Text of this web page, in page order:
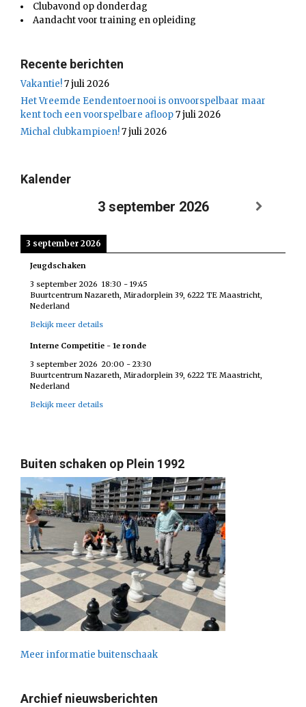
Clubavond op donderdag
Aandacht voor training en opleiding
Recente berichten
Vakantie!7 juli 2026
Het Vreemde Eendentoernooi is onvoorspelbaar maar
kent toch een voorspelbare afloop7 juli 2026
Michal clubkampioen!7 juli 2026
Kalender
3 september 2026
3 september 2026
Jeugdschaken
3 september 2026 18:30 - 19:45
Buurtcentrum Nazareth, Miradorplein 39, 6222 TE Maastricht,
Nederland
Bekijk meer details
Interne Competitie - 1e ronde
3 september 2026 20:00 - 23:30
Buurtcentrum Nazareth, Miradorplein 39, 6222 TE Maastricht,
Nederland
Bekijk meer details
Buiten schaken op Plein 1992
Meer informatie buitenschaak
Archief nieuwsberichten